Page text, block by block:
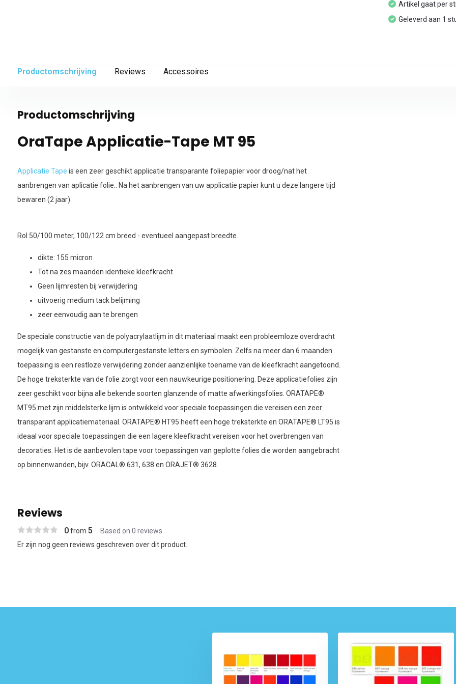
Artikel gaat per
Geleverd aan 1
Productomschrijving Reviews Accessoires
Productomschrijving
OraTape Applicatie-Tape MT 95
Applicatie Tape is een zeer geschikt applicatie transparante foliepapier voor droog/nat het
aanbrengen van aplicatie folie.. Na het aanbrengen van uw applicatie papier kunt u deze langere tijd
bewaren (2 jaar).
Rol 50/100 meter, 100/122 cm breed - eventueel aangepast breedte.
dikte: 155 micron
Tot na zes maanden identieke kleefkracht
Geen lijmresten bij verwijdering
uitvoerig medium tack belijming
zeer eenvoudig aan te brengen
De speciale constructie van de polyacrylaatlijm in dit materiaal maakt een probleemloze overdracht
mogelijk van gestanste en computergestanste letters en symbolen. Zelfs na meer dan 6 maanden
toepassing is een restloze verwijdering zonder aanzienlijke toename van de kleefkracht aangetoond.
De hoge treksterkte van de folie zorgt voor een nauwkeurige positionering. Deze applicatiefolies zijn
zeer geschikt voor bijna alle bekende soorten glanzende of matte afwerkingsfolies. ORATAPE®
MT95 met zijn middelsterke lijm is ontwikkeld voor speciale toepassingen die vereisen een zeer
transparant applicatiemateriaal. ORATAPE® HT95 heeft een hoge treksterkte en ORATAPE® LT95 is
ideaal voor speciale toepassingen die een lagere kleefkracht vereisen voor het overbrengen van
decoraties. Het is de aanbevolen tape voor toepassingen van geplotte folies die worden aangebracht
op binnenwanden, bijv. ORACAL® 631, 638 en ORAJET® 3628.
Reviews
0from 5
Based on 0 reviews
Er zijn nog geen reviews geschreven over dit product..